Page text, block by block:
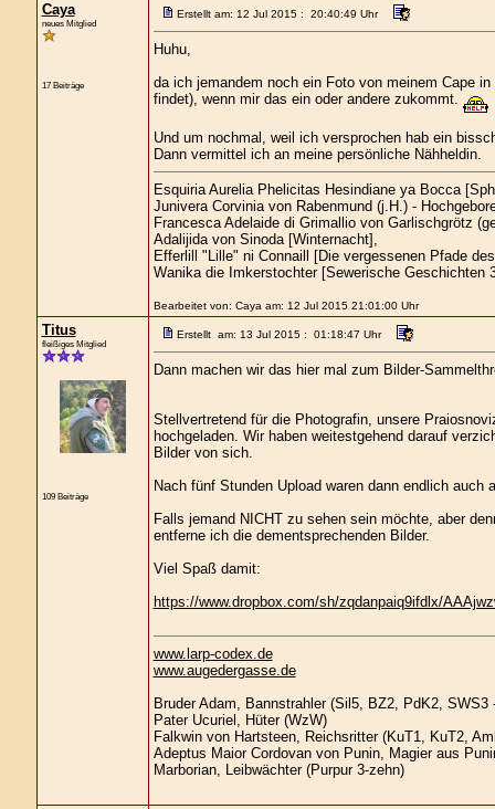
Caya
neues Mitglied
17 Beiträge
Erstellt am: 12 Jul 2015 : 20:40:49 Uhr
Huhu,
da ich jemandem noch ein Foto von meinem Cape
findet), wenn mir das ein oder andere zukommt.
Und um nochmal, weil ich versprochen hab ein
Dann vermittel ich an meine persönliche Nähheldin.
Esquiria Aurelia Phelicitas Hesindiane ya Bocca
Junivera Corvinia von Rabenmund (j.H.) -
Francesca Adelaide di Grimallio von Garlischgrötz
Adalijida von Sinoda [Winternacht],
Efferlill "Lille" ni Connaill [Die vergessenen Pfade
Wanika die Imkerstochter [Sewerische Geschichten
Bearbeitet von: Caya am: 12 Jul 2015 21:01:00 Uhr
Titus
fleißiges Mitglied
109 Beiträge
Erstellt am: 13 Jul 2015 : 01:18:47 Uhr
Dann machen wir das hier mal zum Bilder-
Stellvertretend für die Photografin, unsere
hochgeladen. Wir haben weitestgehend darauf
Bilder von sich.
Nach fünf Stunden Upload waren dann endlich auch
Falls jemand NICHT zu sehen sein möchte, aber
entferne ich die dementsprechenden Bilder.
Viel Spaß damit:
https://www.dropbox.com/sh/zqdanpaiq9ifdlx/
www.larp-codex.de
www.augedergasse.de
Bruder Adam, Bannstrahler (Sil5, BZ2, PdK2, SWS3
Pater Ucuriel, Hüter (WzW)
Falkwin von Hartsteen, Reichsritter (KuT1, KuT2,
Adeptus Maior Cordovan von Punin, Magier aus
Marborian, Leibwächter (Purpur 3-zehn)